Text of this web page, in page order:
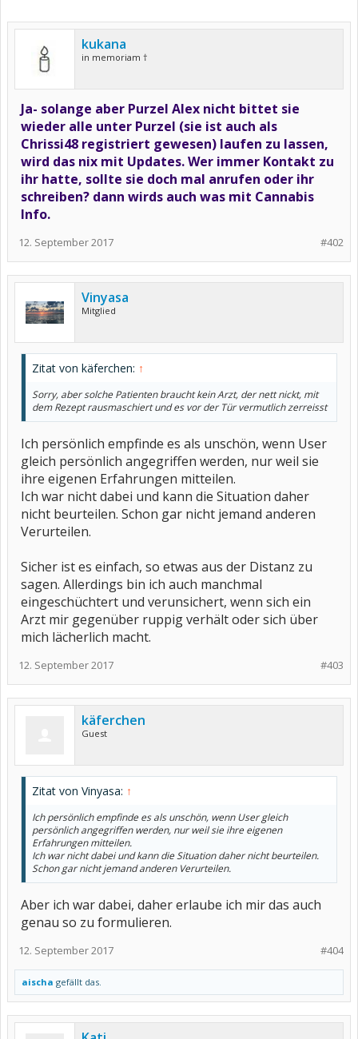
kukana
in memoriam †
Ja- solange aber Purzel Alex nicht bittet sie
wieder alle unter Purzel (sie ist auch als
Chrissi48 registriert gewesen) laufen zu lassen,
wird das nix mit Updates. Wer immer Kontakt zu
ihr hatte, sollte sie doch mal anrufen oder ihr
schreiben? dann wirds auch was mit Cannabis
Info.
#402
12. September 2017
Vinyasa
Mitglied
Zitat von käferchen: ↑
Sorry, aber solche Patienten braucht kein Arzt, der nett nickt, mit
dem Rezept rausmaschiert und es vor der Tür vermutlich zerreisst
Ich persönlich empfinde es als unschön, wenn User
gleich persönlich angegriffen werden, nur weil sie
ihre eigenen Erfahrungen mitteilen.
Ich war nicht dabei und kann die Situation daher
nicht beurteilen. Schon gar nicht jemand anderen
Verurteilen.
Sicher ist es einfach, so etwas aus der Distanz zu
sagen. Allerdings bin ich auch manchmal
eingeschüchtert und verunsichert, wenn sich ein
Arzt mir gegenüber ruppig verhält oder sich über
mich lächerlich macht.
#403
12. September 2017
käferchen
Guest
Zitat von Vinyasa: ↑
Ich persönlich empfinde es als unschön, wenn User gleich
persönlich angegriffen werden, nur weil sie ihre eigenen
Erfahrungen mitteilen.
Ich war nicht dabei und kann die Situation daher nicht beurteilen.
Schon gar nicht jemand anderen Verurteilen.
Aber ich war dabei, daher erlaube ich mir das auch
genau so zu formulieren.
#404
12. September 2017
aischa gefällt das.